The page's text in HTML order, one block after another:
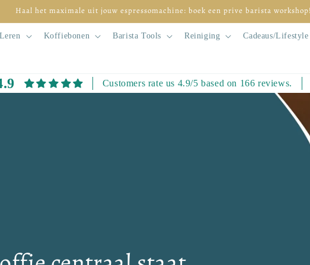
Haal het maximale uit jouw espressomachine: boek een prive barista workshop!
Koffiebonen Barista Tools Reiniging Cadeaus/Lifestyle
Customers rate us 4.9/5 based on 166 reviews.